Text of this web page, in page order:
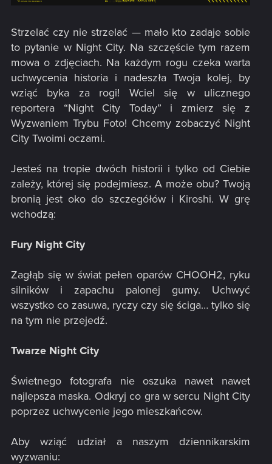
Strzelać czy nie strzelać — mało kto zadaje sobie
to pytanie w Night City. Na szczęście tym razem
mowa o zdjęciach. Na każdym rogu czeka warta
uchwycenia historia i nadeszła Twoja kolej, by
wziąć byka za rogi! Wciel się w ulicznego
reportera “Night City Today” i zmierz się z
Wyzwaniem Trybu Foto! Chcemy zobaczyć Night
City Twoimi oczami.​
Jesteś na tropie dwóch historii i tylko od Ciebie
zależy, której się podejmiesz. A może obu? Twoją
bronią jest oko do szczegółów i Kiroshi. W grę
wchodzą:​
Fury Night City
Zagłąb się w świat pełen oparów CHOOH2, ryku
silników i zapachu palonej gumy. Uchwyć
wszystko co zasuwa, ryczy czy się ściga… tylko się
na tym nie przejedź.​
Twarze Night City
Świetnego fotografa nie oszuka nawet nawet
najlepsza maska. Odkryj co gra w sercu Night City
poprzez uchwycenie jego mieszkańcow.​
Aby wziąć udział a naszym dziennikarskim
wyzwaniu:​